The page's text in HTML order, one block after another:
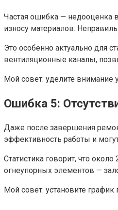
Частая ошибка — недооценка
износу материалов.
Это особенно актуально для
вентиляционные каналы,
Мой совет: уделите внимание
Ошибка 5:
Даже после завершения
эффективность работы и
Статистика говорит, что
огнеупорных элементов —
Мой совет: установите